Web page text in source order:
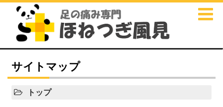
サイトマップ
トップ